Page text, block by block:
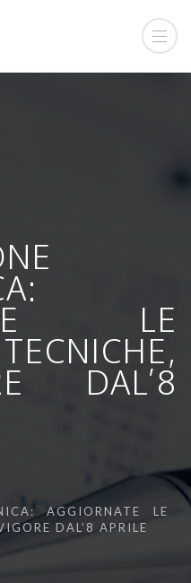
LE
DAL’8
AGGIORNATE LE
DAL’8 APRILE